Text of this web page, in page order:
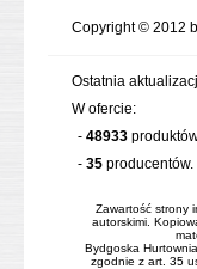
Copyright © 2012
Ostatnia
W ofercie:
- 48933
- 35 producentów.
Zawartość strony
autorskimi.
Bydgoska
zgodnie z art. 35